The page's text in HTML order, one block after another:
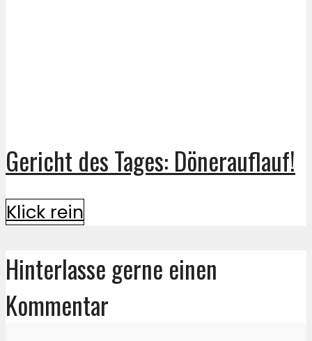
Gericht des Tages: Dönerauflauf!
Klick rein
Hinterlasse gerne einen
Kommentar